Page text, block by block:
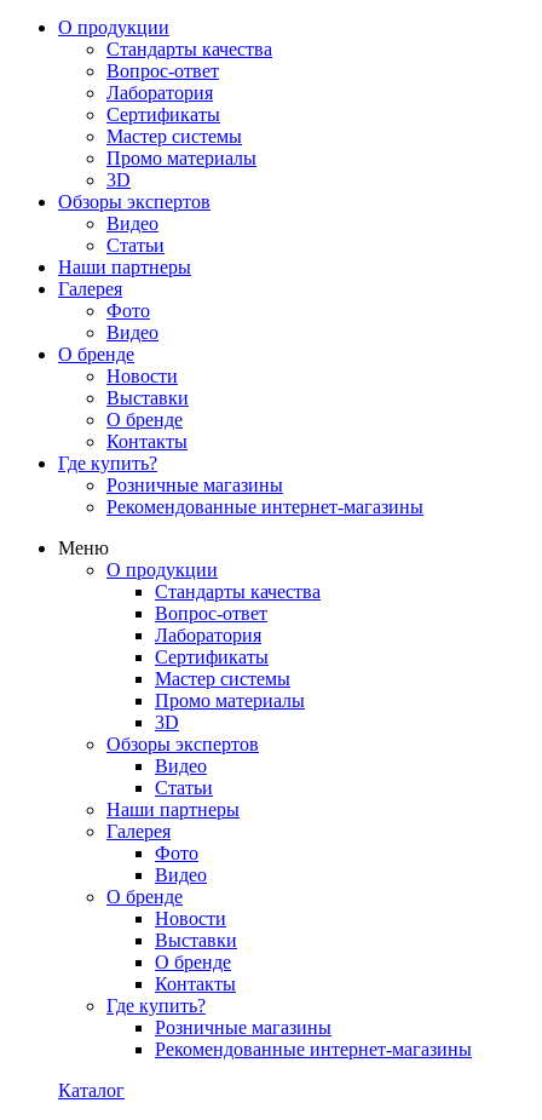
О продукции
Стандарты качества
Вопрос-ответ
Лаборатория
Сертификаты
Мастер системы
Промо материалы
3D
Обзоры экспертов
Видео
Статьи
Наши партнеры
Галерея
Фото
Видео
О бренде
Новости
Выставки
О бренде
Контакты
Где купить?
Розничные магазины
Рекомендованные интернет-магазины
Меню
О продукции
Стандарты качества
Вопрос-ответ
Лаборатория
Сертификаты
Мастер системы
Промо материалы
3D
Обзоры экспертов
Видео
Статьи
Наши партнеры
Галерея
Фото
Видео
О бренде
Новости
Выставки
О бренде
Контакты
Где купить?
Розничные магазины
Рекомендованные интернет-магазины
Каталог